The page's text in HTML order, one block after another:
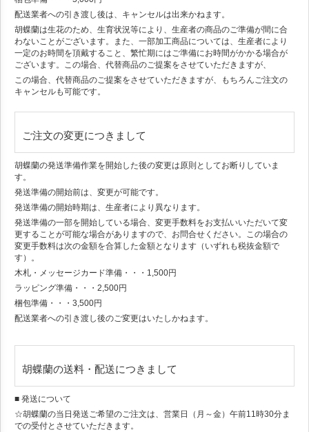
配送業者への引き渡し後は、キャンセルは出来かねます。
胡蝶蘭は生花のため、生育状況等により、生産者の商品のご準備が間に合
わないことがございます。また、一部加工商品については、生産者により
一定のお時間を頂戴すること、繁忙期にはご準備にお時間がかかる場合が
ございます。この場合、代替商品のご提案をさせていただきますが、
この場合、代替商品のご提案をさせていただきますが、もちろんご注文の
キャンセルも可能です。
ご注文の変更につきまして
胡蝶蘭の発送準備作業を開始した後の変更は原則としてお断りしていま
す。
発送準備の開始前は、変更が可能です。
発送準備の開始時期は、生産者により異なります。
発送準備の一部を開始している場合、変更手数料をお支払いいただいて変
更することが可能な場合がありますので、お問合せください。この場合の
変更手数料は次の金額を合算した金額となります（いずれも税抜金額で
す）。
木札・メッセージカード準備・・・1,500円
ラッピング準備・・・2,500円
梱包準備・・・3,500円
配送業者への引き渡し後のご変更はいたしかねます。
胡蝶蘭の送料・配送につきまして
■ 発送について
☆胡蝶蘭の当日発送ご希望のご注文は、営業日（月～金）午前11時30分ま
での受付とさせていただきます。